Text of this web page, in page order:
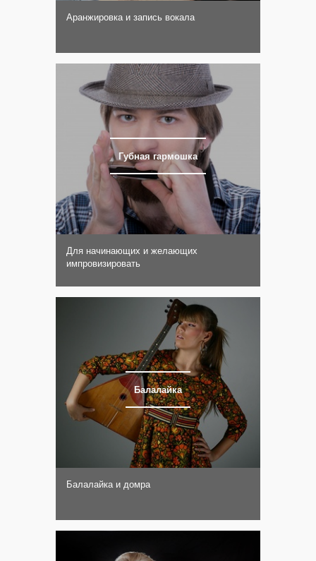
Аранжировка и запись вокала
Губная гармошка
Для начинающих и желающих
импровизировать
Балалайка
Балалайка и домра